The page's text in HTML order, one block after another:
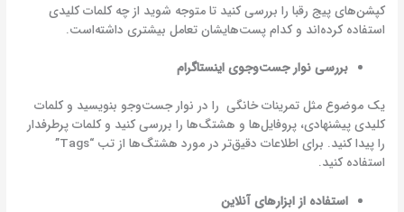
کپشن‌های پیج رقبا را بررسی کنید تا متوجه شوید از چه کلمات کلیدی
استفاده کرده‌اند و کدام پست‌هایشان تعامل بیشتری داشته‌است.
بررسی نوار جست‌وجوی اینستاگرام
یک موضوع مثل تمرینات خانگی را در نوار جست‌وجو بنویسید و کلمات
کلیدی پیشنهادی، پروفایل‌ها و هشتگ‌ها را بررسی کنید و کلمات پرطرفدار
را پیدا کنید. برای اطلاعات دقیق‌تر در مورد هشتگ‌ها از تب “Tags”
استفاده کنید.
استفاده از ابزارهای آنلاین